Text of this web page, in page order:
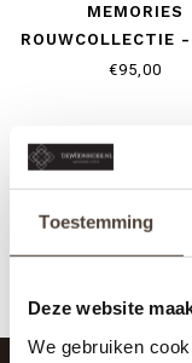
Toestemming
Deze website
We gebruiken
MEMORIES
ROUWCOLLECTIE
DUIVENPAAR
€95,00